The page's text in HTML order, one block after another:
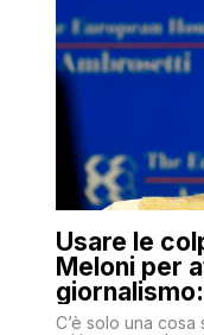
Usare le
Meloni per
C’è solo una cosa